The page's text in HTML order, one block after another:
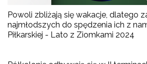
Powoli zbliżają się wakacje, dlatego
najmłodszych do spędzenia ich z
Piłkarskiej - Lato z Ziomkami 2024